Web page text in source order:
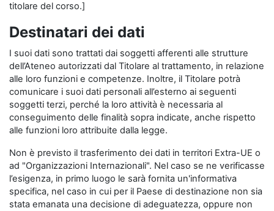
titolare del corso.]
Destinatari dei dati
I suoi dati sono trattati dai soggetti afferenti alle strutture
dell’Ateneo autorizzati dal Titolare al trattamento, in relazione
alle loro funzioni e competenze. Inoltre, il Titolare potrà
comunicare i suoi dati personali all’esterno ai seguenti
soggetti terzi, perché la loro attività è necessaria al
conseguimento delle finalità sopra indicate, anche rispetto
alle funzioni loro attribuite dalla legge.
Non è previsto il trasferimento dei dati in territori Extra-UE o
ad "Organizzazioni Internazionali". Nel caso se ne verificasse
l’esigenza, in primo luogo le sarà fornita un'informativa
specifica, nel caso in cui per il Paese di destinazione non sia
stata emanata una decisione di adeguatezza, oppure non